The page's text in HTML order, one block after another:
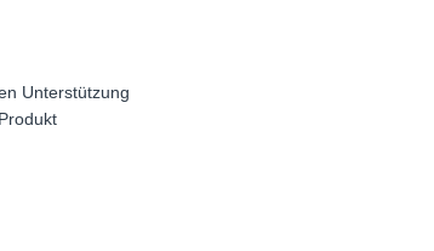
Unterstützung